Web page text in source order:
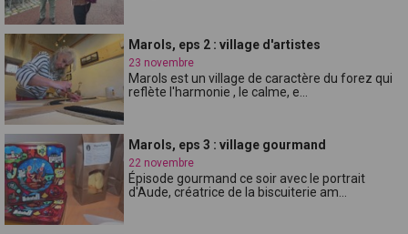
Marols, eps 2 : village d'artistes
23 novembre
Marols est un village de caractère du forez qui
reflète l'harmonie , le calme, e...
Marols, eps 3 : village gourmand
22 novembre
Épisode gourmand ce soir avec le portrait
d'Aude, créatrice de la biscuiterie am...